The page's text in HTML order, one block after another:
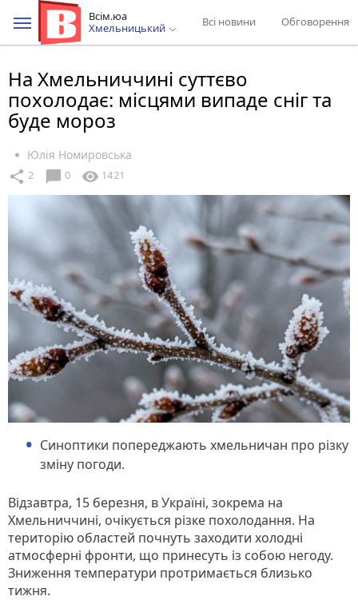
Всім.юа
Хмельницький
Всі новини Обговорення
На Хмельниччині суттєво
похолодає: місцями випаде сніг та
буде мороз
Юлія Номировська
share 2 chat_bubble 0 visibility 1421
Синоптики попереджають хмельничан про різку
зміну погоди.
Відзавтра, 15 березня, в Україні, зокрема на
Хмельниччині, очікується різке похолодання. На
територію областей почнуть заходити холодні
атмосферні фронти, що принесуть із собою негоду.
Зниження температури протримається близько
тижня.